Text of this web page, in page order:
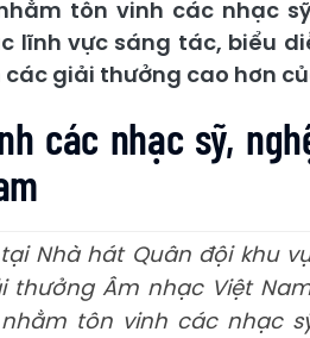
tôn vinh các nhạc
lĩnh vực sáng tác, biểu
giải thưởng cao hơn
các nhạc sỹ,
tại Nhà hát Quân đội khu
thưởng Âm nhạc Việt
tôn vinh các nhạc